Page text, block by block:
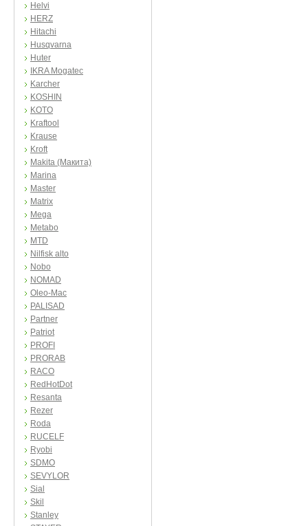
Helvi
HERZ
Hitachi
Husqvarna
Huter
IKRA Mogatec
Karcher
KOSHIN
KOTO
Kraftool
Krause
Kroft
Makita (Макита)
Marina
Master
Matrix
Mega
Metabo
MTD
Nilfisk alto
Nobo
NOMAD
Oleo-Mac
PALISAD
Partner
Patriot
PROFI
PRORAB
RACO
RedHotDot
Resanta
Rezer
Roda
RUCELF
Ryobi
SDMO
SEVYLOR
Sial
Skil
Stanley